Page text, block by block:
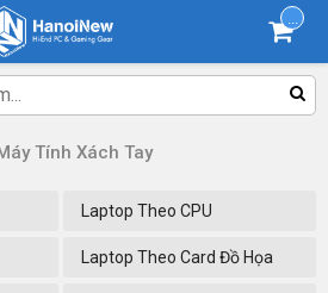
Tính Xách Tay
Laptop Theo CPU
Laptop Theo Card Đồ Họa